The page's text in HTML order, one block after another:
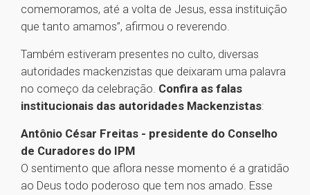
comemoramos, até a volta de Jesus, essa instituição
que tanto amamos”, afirmou o reverendo.
Também estiveram presentes no culto, diversas
autoridades mackenzistas que deixaram uma palavra
no começo da celebração. Confira as falas
institucionais das autoridades Mackenzistas:
Antônio César Freitas - presidente do Conselho
de Curadores do IPM
O sentimento que aflora nesse momento é a gratidão
ao Deus todo poderoso que tem nos amado. Esse